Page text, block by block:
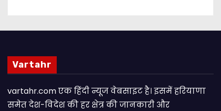
Vartahr
vartahr.com एक हिंदी न्यूज वेबसाइट है। इसमें हरियाणा
समेत देश-विदेश की हर क्षेत्र की जानकारी और